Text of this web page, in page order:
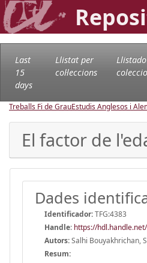
Last
15
days
Llistat per
col·leccions
Treballs Fi de GrauEstudis Anglesos i
El factor de
Dades
Identificador:TFG:4383
Handle: https://
Autors:Salhi Bouyakhrichan,
Resum: